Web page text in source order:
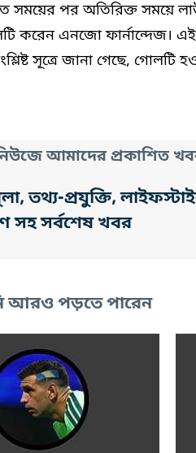
সময়ের পর অতিরিক্ত সময়ে
করেন এনজো ফার্নান্দেজ। এই
সূত্রে জানা গেছে,
আমাদের প্রকাশিত
তথ্য-প্রযুক্তি,
সহ সর্বশেষ খবর
পড়তে পারেন